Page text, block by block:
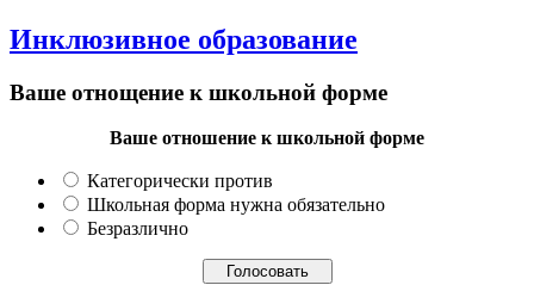
Инклюзивное образование
Ваше отнощение к школьной форме
Ваше отношение к школьной форме
Категорически против
Школьная форма нужна обязательно
Безразлично